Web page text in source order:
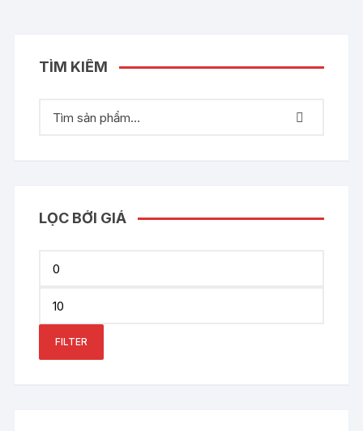
TÌM KIẾM
LỌC BỞI GIÁ
FILTER